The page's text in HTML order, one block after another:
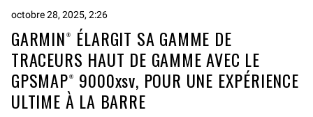
octobre 28, 2025, 2:26
GARMIN® ÉLARGIT SA GAMME DE
TRACEURS HAUT DE GAMME AVEC LE
GPSMAP® 9000xsv, POUR UNE EXPÉRIENCE
ULTIME À LA BARRE